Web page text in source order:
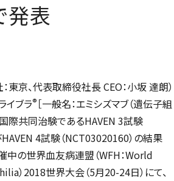
発表
：東京、代表取締役社長 CEO：小坂 達朗）
イブラ® ［一般名：エミシズマブ（遺伝子組
国際共同治験であるHAVEN 3試験
HAVEN 4試験（NCT03020160）の結果
中の世界血友病連盟（WFH：World
）2018世界大会（5月20-24日）にて、